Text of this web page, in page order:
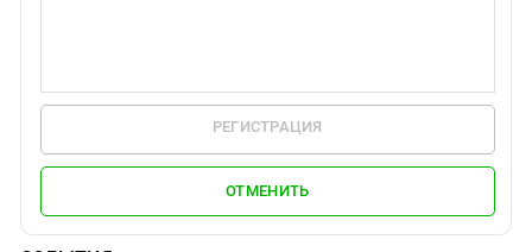
РЕГИСТРАЦИЯ
ОТМЕНИТЬ